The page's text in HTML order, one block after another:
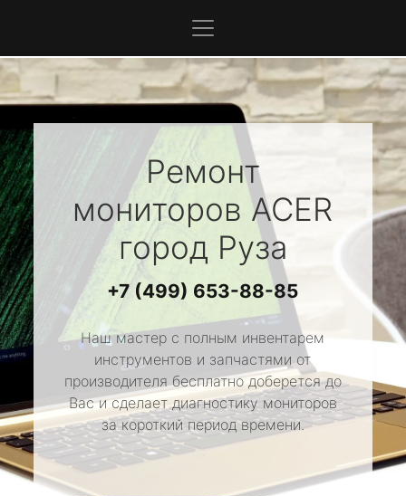
Ремонт
мониторовACER
город Руза
+7 (499) 653-88-85
Наш мастер с полным инвентарем
инструментов и запчастями от
производителя бесплатно доберется до
Вас и сделает диагностику мониторов
за короткий период времени.